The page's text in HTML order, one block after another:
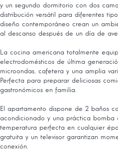
y un segundo dormitorio con dos
distribución versátil para diferentes
diseño contemporáneo crean un
al descanso después de un día de
La cocina americana totalmente
electrodomésticos de última
microondas, cafetera y una amplia
Perfecta para preparar deliciosas
gastronómicos en familia.
El apartamento dispone de 2 baños
acondicionado y una práctica bomba
temperatura perfecta en cualquier
gratuita y un televisor garantizan
conexión.